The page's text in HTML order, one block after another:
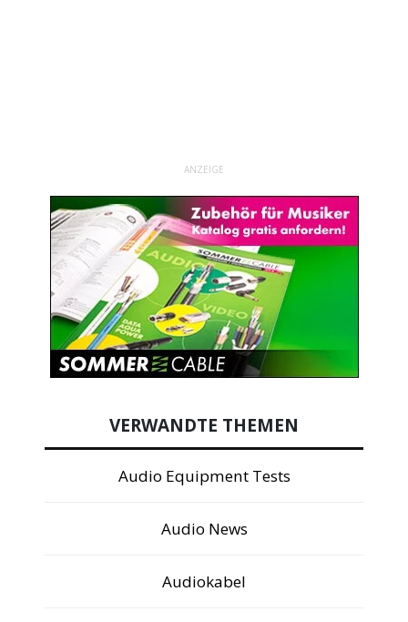
ANZEIGE
VERWANDTE THEMEN
Audio Equipment Tests
Audio News
Audiokabel